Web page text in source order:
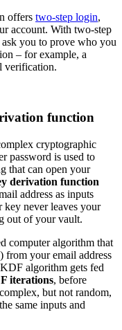
offers two-step login,
account. With two-step
you to prove who you
– for example, a
verification.
function
cryptographic
password is used to
that can open your
derivation function
address as inputs
never leaves your
out of your vault.
computer algorithm that
from your email address
algorithm gets fed
iterations, before
but not random,
same inputs and